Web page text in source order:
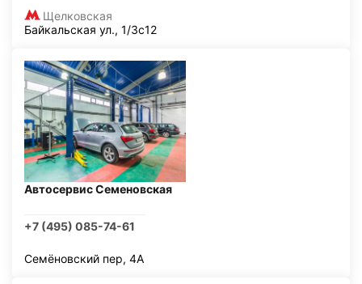
Щелковская
Байкальская ул., 1/3с12
Автосервис Семеновская
+7 (495) 085-74-61
Семёновский пер, 4А